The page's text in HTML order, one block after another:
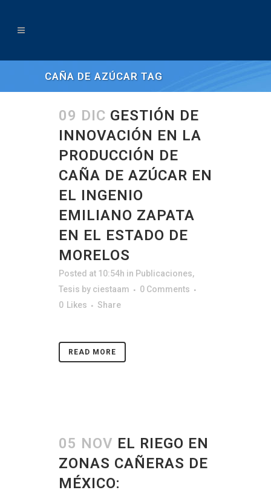
CAÑA DE AZÚCAR TAG
09 DIC GESTIÓN DE
INNOVACIÓN EN LA
PRODUCCIÓN DE
CAÑA DE AZÚCAR EN
EL INGENIO
EMILIANO ZAPATA
EN EL ESTADO DE
MORELOS
Posted at 10:54h in Publicaciones,
Tesis by ciestaam
0 Comments
0 Likes Share
READ MORE
05 NOV EL RIEGO EN
ZONAS CAÑERAS DE
MÉXICO: